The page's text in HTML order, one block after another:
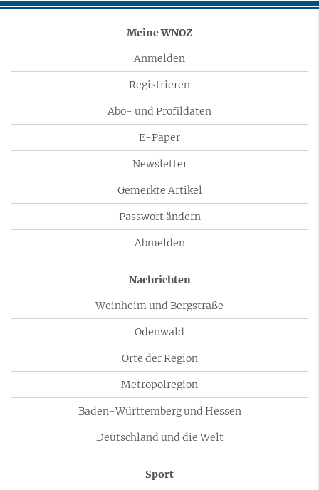
Meine WNOZ
Anmelden
Registrieren
Abo- und Profildaten
E-Paper
Newsletter
Gemerkte Artikel
Passwort ändern
Abmelden
Nachrichten
Weinheim und Bergstraße
Odenwald
Orte der Region
Metropolregion
Baden-Württemberg und Hessen
Deutschland und die Welt
Sport